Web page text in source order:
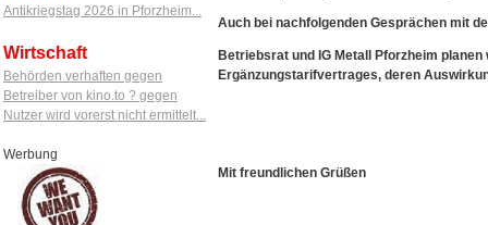
Antikriegstag 2026 in Pforzheim...
Wirtschaft
Behörden verhaften gegen
Betreiber von kino.to ? gegen
Nutzer wird vorerst nicht ermittelt...
Werbung
Auch bei nachfolgenden Gesprächen mit
Betriebsrat und IG Metall Pforzheim
Ergänzungstarifvertrages, deren
Mit freundlichen Grüßen